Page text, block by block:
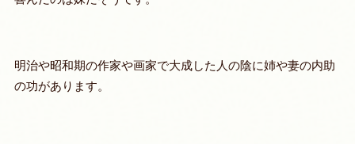
明治や昭和期の作家や画家で大成した人の陰に姉や妻の内助
の功があります。